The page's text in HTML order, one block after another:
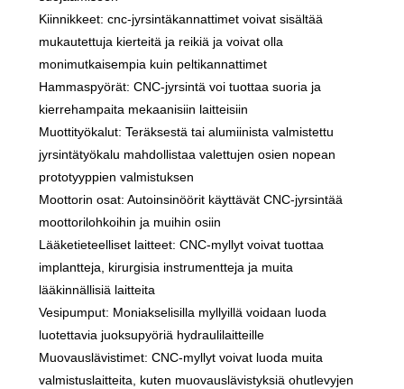
Kiinnikkeet: cnc-jyrsintäkannattimet voivat sisältää
mukautettuja kierteitä ja reikiä ja voivat olla
monimutkaisempia kuin peltikannattimet
Hammaspyörät: CNC-jyrsintä voi tuottaa suoria ja
kierrehampaita mekaanisiin laitteisiin
Muottityökalut: Teräksestä tai alumiinista valmistettu
jyrsintätyökalu mahdollistaa valettujen osien nopean
prototyyppien valmistuksen
Moottorin osat: Autoinsinöörit käyttävät CNC-jyrsintää
moottorilohkoihin ja muihin osiin
Lääketieteelliset laitteet: CNC-myllyt voivat tuottaa
implantteja, kirurgisia instrumentteja ja muita
lääkinnällisiä laitteita
Vesipumput: Moniakselisilla myllyillä voidaan luoda
luotettavia juoksupyöriä hydraulilaitteille
Muovauslävistimet: CNC-myllyt voivat luoda muita
valmistuslaitteita, kuten muovauslävistyksiä ohutlevyjen